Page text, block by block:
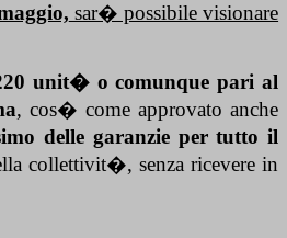
sar� possibile visionare
unit� o comunque pari al
, cos� come approvato anche
delle garanzie per tutto il
collettivit�, senza ricevere in